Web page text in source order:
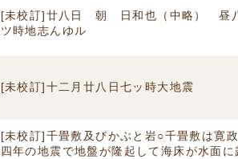
[未校訂]廿八日 朝ゟ日和也（中略） 昼
ツ時地志んゆル
[未校訂]十二月廿八日七ッ時大地震
[未校訂]千畳敷及びかぶと岩○千畳敷は寛政
四年の地震で地盤が隆起して海床が水面に